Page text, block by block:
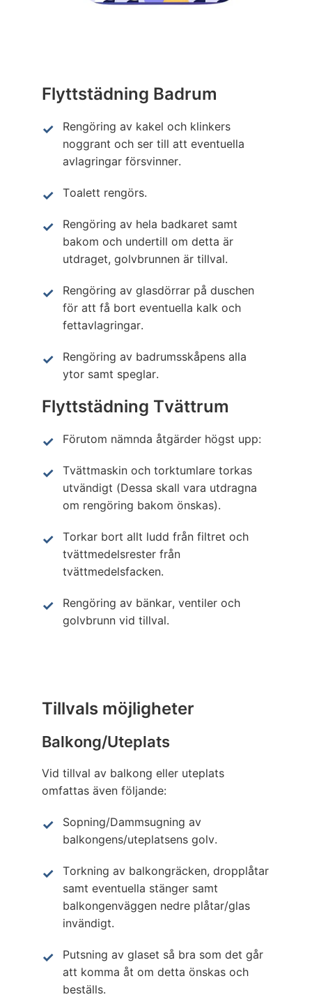
Flyttstädning Badrum
Rengöring av kakel och klinkers
noggrant och ser till att eventuella
avlagringar försvinner.
Toalett rengörs.
Rengöring av hela badkaret samt
bakom och undertill om detta är
utdraget, golvbrunnen är tillval.
Rengöring av glasdörrar på duschen
för att få bort eventuella kalk och
fettavlagringar.
Rengöring av badrumsskåpens alla
ytor samt speglar.
Flyttstädning Tvättrum
Förutom nämnda åtgärder högst upp:
Tvättmaskin och torktumlare torkas
utvändigt (Dessa skall vara utdragna
om rengöring bakom önskas).
Torkar bort allt ludd från filtret och
tvättmedelsrester från
tvättmedelsfacken.
Rengöring av bänkar, ventiler och
golvbrunn vid tillval.
Tillvals möjligheter
Balkong/Uteplats
Vid tillval av balkong eller uteplats
omfattas även följande:
Sopning/Dammsugning av
balkongens/uteplatsens golv.
Torkning av balkongräcken, dropplåtar
samt eventuella stänger samt
balkongenväggen nedre plåtar/glas
invändigt.
Putsning av glaset så bra som det går
att komma åt om detta önskas och
beställs.